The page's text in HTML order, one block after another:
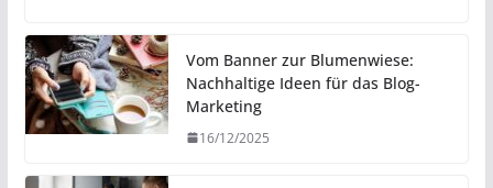
Vom Banner zur Blumenwiese:
Nachhaltige Ideen für das Blog-
Marketing
16/12/2025